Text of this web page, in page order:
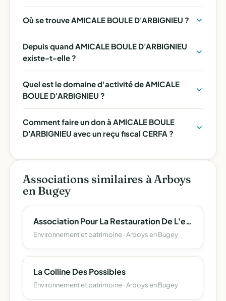
Où se trouve AMICALE BOULE D'ARBIGNIEU ?
Depuis quand AMICALE BOULE D'ARBIGNIEU
existe-t-elle ?
Quel est le domaine d'activité de AMICALE
BOULE D'ARBIGNIEU ?
Comment faire un don à AMICALE BOULE
D'ARBIGNIEU avec un reçu fiscal CERFA ?
Associations similaires à Arboys
en Bugey
Association Pour La Restauration De L'eglise Saint Etienne D'arbignieu - (Aresea)
Environnement et patrimoine · Arboys en Bugey
La Colline Des Possibles
Environnement et patrimoine · Arboys en Bugey